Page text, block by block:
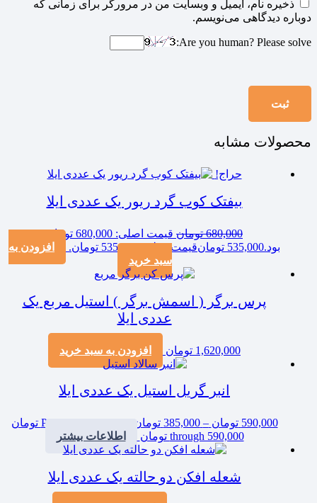
ذخیره نام، ایمیل و وبسایت من در مرورگر برای زمانی که
دوباره دیدگاهی می‌نویسم.
Are you human? Please solve:
محصولات مشابه
حراج!
بیفتک کوب گرد ریور یک عددی ایلا
680,000 تومان
قیمت اصلی: 680,000 تومان
بود.535,000 تومانقیمت فعلی: 535,000 تومان.
افزودن به
سبد خرید
پرس برگر ( اسمش برگر ) استیل مربع یک
عددی ایلا
1,620,000 تومان افزودن به سبد خرید
انبر گریل استیل یک عددی ایلا
590,000 تومان –
385,000 تومان
Price range: 385,000 تومان
through 590,000 تومان
اطلاعات بیشتر
شعله افکن دو حالته یک عددی ایلا